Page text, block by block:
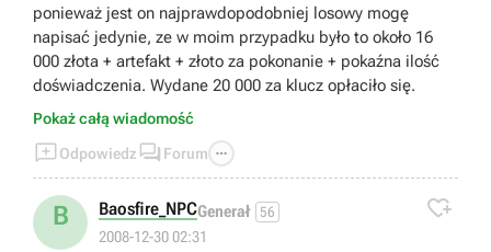
ponieważ jest on najprawdopodobniej losowy mogę
napisać jedynie, ze w moim przypadku było to około 16
000 złota + artefakt + złoto za pokonanie + pokaźna ilość
doświadczenia. Wydane 20 000 za klucz opłaciło się.
Pokaż całą wiadomość
Odpowiedz  Forum 
B Baosfire_NPCGenerał 56
2008-12-30 02:31
